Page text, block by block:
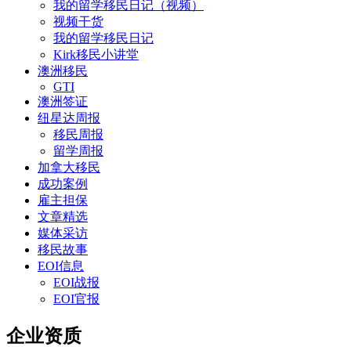
我的留学移民日记（视频）
视频干货
我的留学移民日记
Kirk移民小讲堂
澳洲移民
GTI
澳洲签证
纽星达周报
移民周报
留学周报
加拿大移民
成功案例
雇主担保
文章精选
媒体采访
移民故事
EOI信息
EOI战报
EOI官报
企业资质